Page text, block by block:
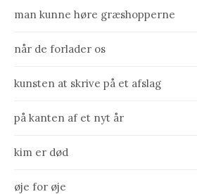
man kunne høre græshopperne
når de forlader os
kunsten at skrive på et afslag
på kanten af et nyt år
kim er død
øje for øje